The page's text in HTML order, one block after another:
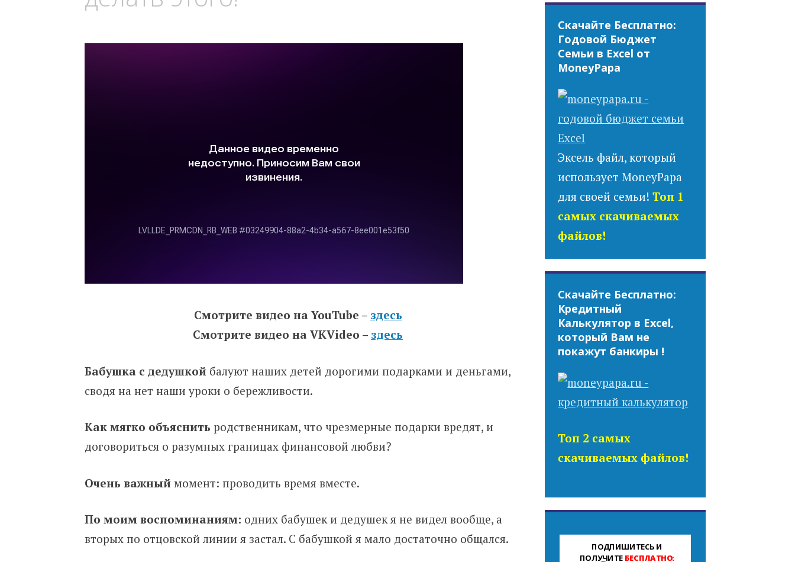
Смотрите видео на YouTube – здесь
Смотрите видео на VKVideo – здесь
Бабушка с дедушкой балуют наших детей дорогими подарками и деньгами,
сводя на нет наши уроки о бережливости.
Как мягко объяснить родственникам, что чрезмерные подарки вредят, и
договориться о разумных границах финансовой любви?
Очень важныймомент: проводить время вместе.
По моим воспоминаниям: одних бабушек и дедушек я не видел вообще, а
вторых по отцовской линии я застал. С бабушкой я мало достаточно общался.
Скачайте Бесплатно:
Годовой Бюджет
Семьи в Excel от
MoneyPapa
Эксель файл, который
использует MoneyPapa
для своей семьи!Топ 1
самых скачиваемых
файлов!
Скачайте Бесплатно:
Кредитный
Калькулятор в Excel,
который Вам не
покажут банкиры !
Топ 2 самых
скачиваемых файлов!
ПОДПИШИТЕСЬ И
ПОЛУЧИТЕ БЕСПЛАТНО: